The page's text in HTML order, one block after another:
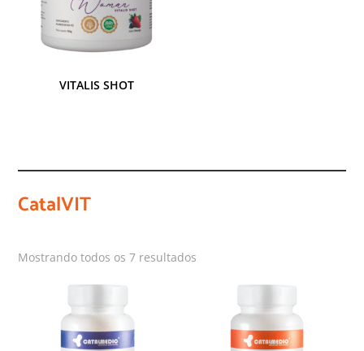
VITALIS SHOT
CatalVIT
Mostrando todos os 7 resultados